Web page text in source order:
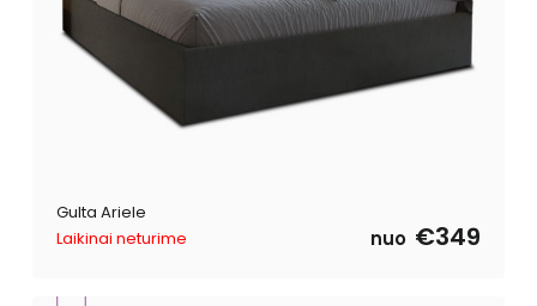
Gulta Ariele
Laikinai neturime
nuo €349